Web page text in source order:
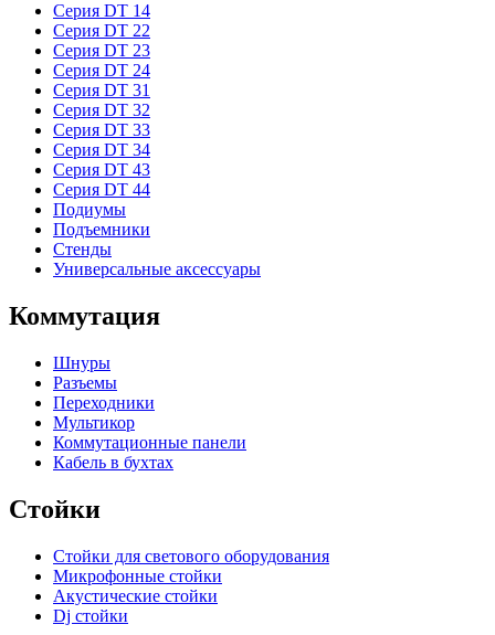
Серия DT 14
Серия DT 22
Серия DT 23
Серия DT 24
Серия DT 31
Серия DT 32
Серия DT 33
Серия DT 34
Серия DT 43
Серия DT 44
Подиумы
Подъемники
Стенды
Универсальные аксессуары
Коммутация
Шнуры
Разъемы
Переходники
Мультикор
Коммутационные панели
Кабель в бухтах
Стойки
Стойки для светового оборудования
Микрофонные стойки
Акустические стойки
Dj стойки